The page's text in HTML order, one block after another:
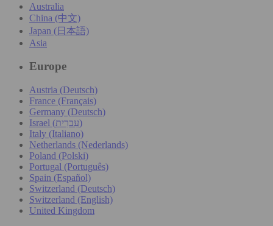
Australia
China (中文)
Japan (日本語)
Asia
Europe
Austria (Deutsch)
France (Français)
Germany (Deutsch)
Israel (עִברִית)
Italy (Italiano)
Netherlands (Nederlands)
Poland (Polski)
Portugal (Português)
Spain (Español)
Switzerland (Deutsch)
Switzerland (English)
United Kingdom